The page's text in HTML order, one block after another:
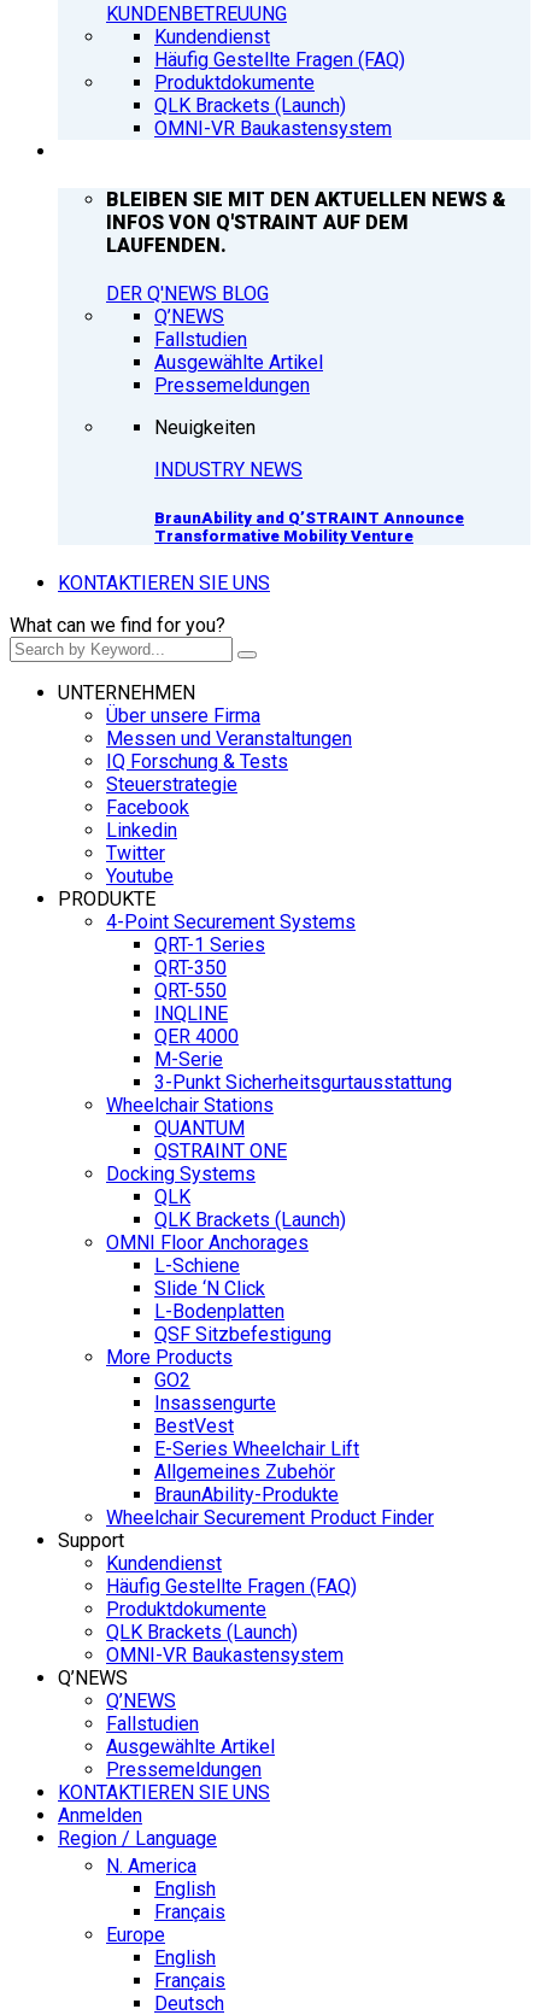
KUNDENBETREUUNG
Kundendienst
Häufig Gestellte Fragen (FAQ)
Produktdokumente
QLK Brackets (Launch)
OMNI-VR Baukastensystem
BLEIBEN SIE MIT DEN AKTUELLEN NEWS &
INFOS VON Q'STRAINT AUF DEM
LAUFENDEN.
DER Q'NEWS BLOG
Q’NEWS
Fallstudien
Ausgewählte Artikel
Pressemeldungen
Neuigkeiten
INDUSTRY NEWS
BraunAbility and Q’STRAINT Announce
Transformative Mobility Venture
KONTAKTIEREN SIE UNS
What can we find for you?
UNTERNEHMEN
Über unsere Firma
Messen und Veranstaltungen
IQ Forschung & Tests
Steuerstrategie
Facebook
Linkedin
Twitter
Youtube
PRODUKTE
4-Point Securement Systems
QRT-1 Series
QRT-350
QRT-550
INQLINE
QER 4000
M-Serie
3-Punkt Sicherheitsgurtausstattung
Wheelchair Stations
QUANTUM
QSTRAINT ONE
Docking Systems
QLK
QLK Brackets (Launch)
OMNI Floor Anchorages
L-Schiene
Slide ‘N Click
L-Bodenplatten
QSF Sitzbefestigung
More Products
GO2
Insassengurte
BestVest
E-Series Wheelchair Lift
Allgemeines Zubehör
BraunAbility-Produkte
Wheelchair Securement Product Finder
Support
Kundendienst
Häufig Gestellte Fragen (FAQ)
Produktdokumente
QLK Brackets (Launch)
OMNI-VR Baukastensystem
Q’NEWS
Q’NEWS
Fallstudien
Ausgewählte Artikel
Pressemeldungen
KONTAKTIEREN SIE UNS
Anmelden
Region / Language
N. America
English
Français
Europe
English
Français
Deutsch